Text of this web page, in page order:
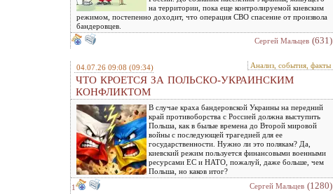
на территории, пока еще контролируемой киевским
режимом, постепенно доходит, что операция СВО спасение от произвола
бандеровцев.
Сергей Мальцев (631)
04.07.26 09:08 (09:34) Анализ, события, факты
ЧТО КРОЕТСЯ ЗА ПОЛЬСКО-УКРАИНСКИМ
КОНФЛИКТОМ
В случае краха бандеровской Украины на передний
край противоборства с Россией должна выступить
Польша, как в былые времена до Второй мировой
войны с последующей трагедией для ее
государственности. Нужно ли это полякам? Да,
киевский режим пользуется финансовыми военными
ресурсами ЕС и НАТО, пожалуй, даже больше, чем
Польша, но каков итог?
1
Сергей Мальцев (1280)